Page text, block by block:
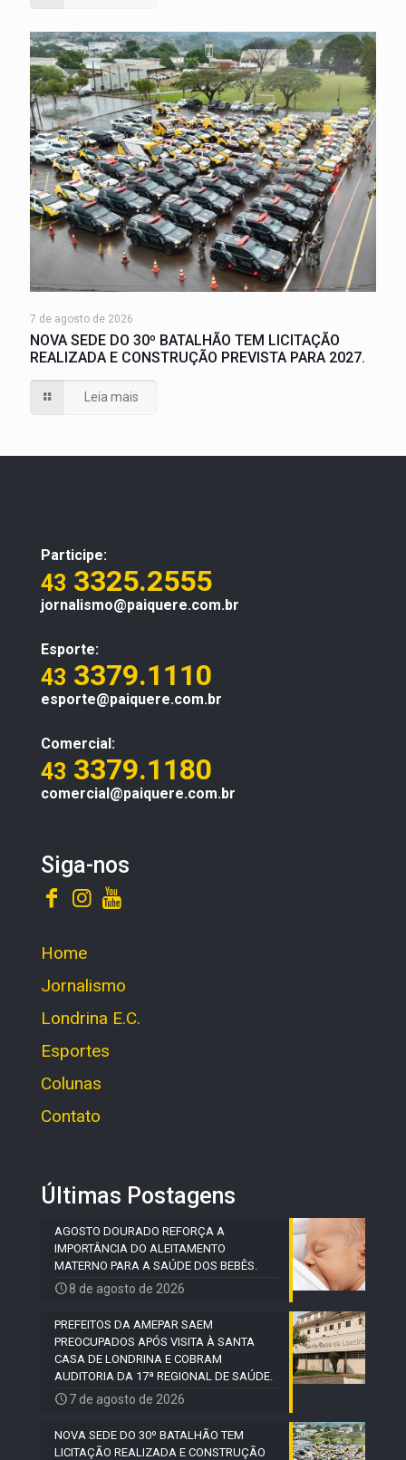
7 de agosto de 2026
NOVA SEDE DO 30º BATALHÃO TEM LICITAÇÃO
REALIZADA E CONSTRUÇÃO PREVISTA PARA 2027.
Leia mais
Participe:
43 3325.2555
jornalismo@paiquere.com.br
Esporte:
43 3379.1110
esporte@paiquere.com.br
Comercial:
43 3379.1180
comercial@paiquere.com.br
Siga-nos
Home
Jornalismo
Londrina E.C.
Esportes
Colunas
Contato
Últimas Postagens
AGOSTO DOURADO REFORÇA A
IMPORTÂNCIA DO ALEITAMENTO
MATERNO PARA A SAÚDE DOS BEBÊS.
8 de agosto de 2026
PREFEITOS DA AMEPAR SAEM
PREOCUPADOS APÓS VISITA À SANTA
CASA DE LONDRINA E COBRAM
AUDITORIA DA 17ª REGIONAL DE SAÚDE.
7 de agosto de 2026
NOVA SEDE DO 30º BATALHÃO TEM
LICITAÇÃO REALIZADA E CONSTRUÇÃO